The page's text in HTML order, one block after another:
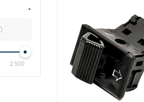
2 500